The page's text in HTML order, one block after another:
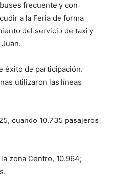
frecuente y con
a la Feria de forma
del servicio de taxi y
éxito de participación.
utilizaron las líneas
cuando 10.735 pasajeros
zona Centro, 10.964;